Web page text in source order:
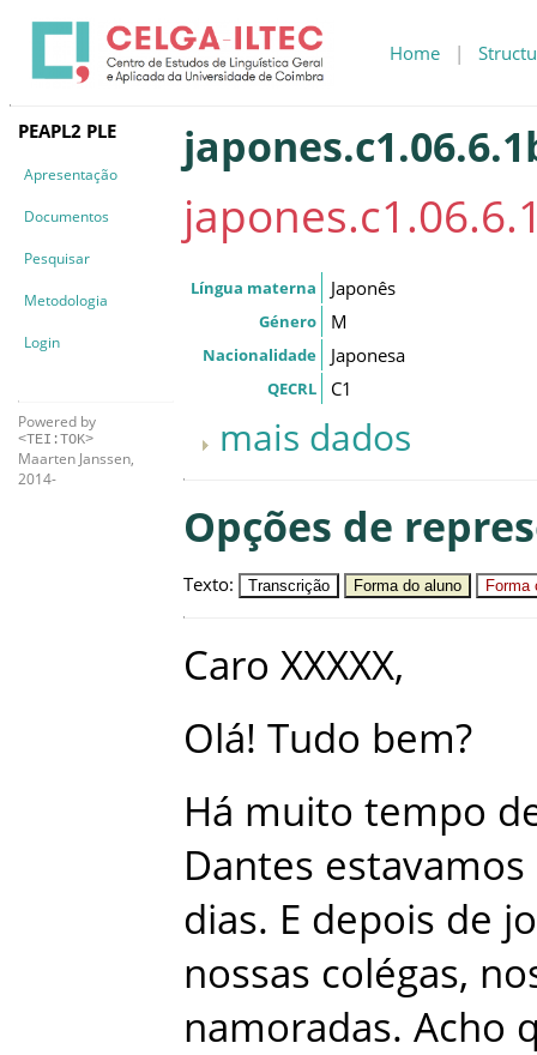
Home |
PEAPL2 PLE
Apresentação
Documentos
Pesquisar
Metodologia
Login
Powered by
<TEI:TOK>
Maarten Janssen,
2014-
Língua materna Japonês
Género M
Nacionalidade Japonesa
QECRL C1
mais dados
Opções de
Texto: Transcrição Forma do aluno Forma
Caro XXXXX,
Olá! Tudo bem?
Há muito tempo
Dantes estavamos
dias. E depois de
nossas colégas,
namoradas. Acho